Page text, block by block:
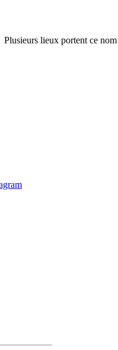
Plusieurs lieux portent ce